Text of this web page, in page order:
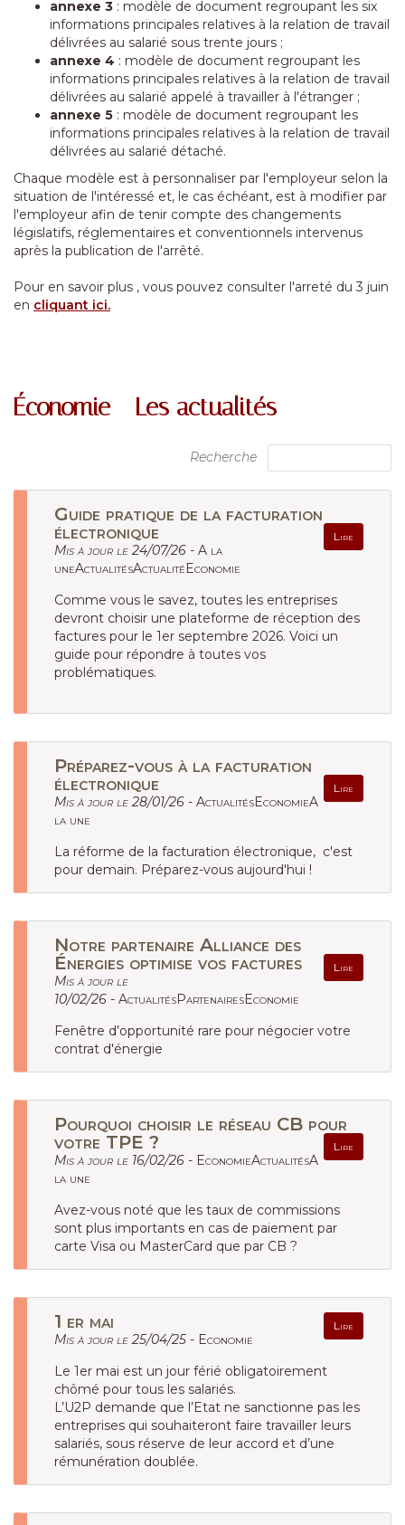
annexe 3 : modèle de document regroupant les six
informations principales relatives à la relation de travail
délivrées au salarié sous trente jours ;
annexe 4 : modèle de document regroupant les
informations principales relatives à la relation de travail
délivrées au salarié appelé à travailler à l'étranger ;
annexe 5 : modèle de document regroupant les
informations principales relatives à la relation de travail
délivrées au salarié détaché.
Chaque modèle est à personnaliser par l'employeur selon la
situation de l'intéressé et, le cas échéant, est à modifier par
l'employeur afin de tenir compte des changements
législatifs, réglementaires et conventionnels intervenus
après la publication de l'arrêté.
Pour en savoir plus , vous pouvez consulter l'arreté du 3 juin
en cliquant ici.
Économie - Les actualités
Recherche
Guide pratique de la facturation
électronique
Lire
Mis à jour le 24/07/26 - A la
uneActualitésActualitéEconomie
Comme vous le savez, toutes les entreprises
devront choisir une plateforme de réception des
factures pour le 1er septembre 2026. Voici un
guide pour répondre à toutes vos
problématiques.
Préparez-vous à la facturation
électronique
Lire
Mis à jour le 28/01/26 - ActualitésEconomieA
la une
La réforme de la facturation électronique, c'est
pour demain. Préparez-vous aujourd'hui !
Notre partenaire Alliance des
Énergies optimise vos factures
Lire
Mis à jour le
10/02/26 - ActualitésPartenairesEconomie
Fenêtre d’opportunité rare pour négocier votre
contrat d'énergie
Pourquoi choisir le réseau CB pour
votre TPE ?
Lire
Mis à jour le 16/02/26 - EconomieActualitésA
la une
Avez-vous noté que les taux de commissions
sont plus importants en cas de paiement par
carte Visa ou MasterCard que par CB ?
1 er mai Lire
Mis à jour le 25/04/25 - Economie
Le 1er mai est un jour férié obligatoirement
chômé pour tous les salariés.
L’U2P demande que l’Etat ne sanctionne pas les
entreprises qui souhaiteront faire travailler leurs
salariés, sous réserve de leur accord et d’une
rémunération doublée.